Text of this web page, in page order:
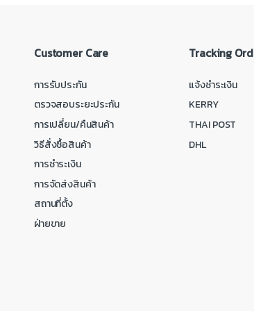
Customer Care
การรับประกัน
ตรวจสอบระยะประกัน
การเปลี่ยน/คืนสินค้า
วิธีสั่งซื้อสินค้า
การชำระเงิน
การจัดส่งสินค้า
สถานที่ตั้ง
ฝ่ายขาย
Tracking
แจ้งชำระเงิน
KERRY
THAI POST
DHL